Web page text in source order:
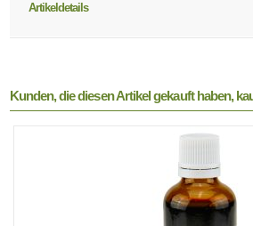
Artikeldetails
Kunden, die diesen Artikel gekauft haben,